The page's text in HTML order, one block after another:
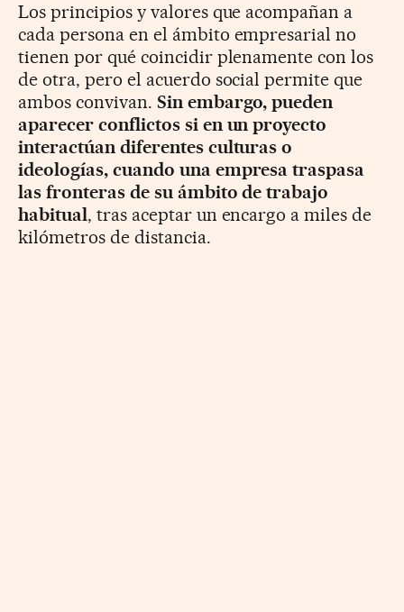
Los principios y valores que acompañan a
cada persona en el ámbito empresarial no
tienen por qué coincidir plenamente con los
de otra, pero el acuerdo social permite que
ambos convivan. Sin embargo, pueden
aparecer conflictos si en un proyecto
interactúan diferentes culturas o
ideologías, cuando una empresa traspasa
las fronteras de su ámbito de trabajo
habitual, tras aceptar un encargo a miles de
kilómetros de distancia.